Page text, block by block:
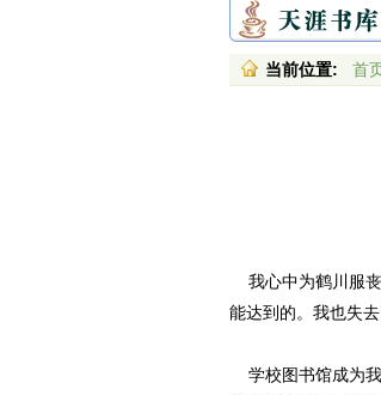
当前位置: 首
我心中为鹤川服丧
能达到的。我也失
学校图书馆成为我